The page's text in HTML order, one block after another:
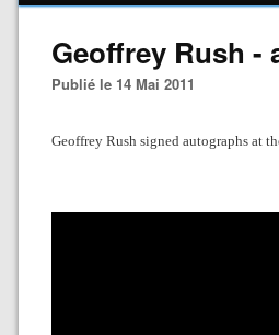
Geoffrey Rush -
Publié le 14 Mai 2011
Geoffrey Rush signed autographs at